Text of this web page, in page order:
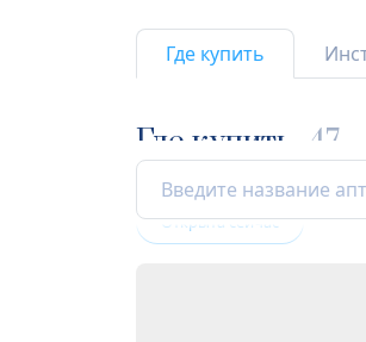
Где купить
Где купить 47
Открыта сейчас